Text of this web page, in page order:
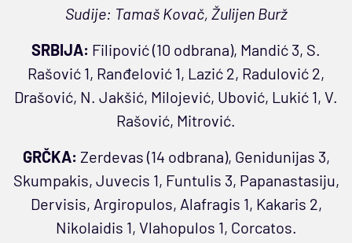
Sudije: Tamaš Kovač, Žulijen Burž
SRBIJA: Filipović (10 odbrana), Mandić 3, S.
Rašović 1, Ranđelović 1, Lazić 2, Radulović 2,
Drašović, N. Jakšić, Milojević, Ubović, Lukić 1, V.
Rašović, Mitrović.
GRČKA: Zerdevas (14 odbrana), Genidunijas 3,
Skumpakis, Juvecis 1, Funtulis 3, Papanastasiju,
Dervisis, Argiropulos, Alafragis 1, Kakaris 2,
Nikolaidis 1, Vlahopulos 1, Corcatos.